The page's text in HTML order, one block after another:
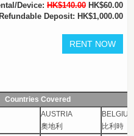
Device: HK$140.00 HK$60.00
Refundable Deposit: HK$1,000.00
Countries Covered
AUSTRIA
奧地利
比利時